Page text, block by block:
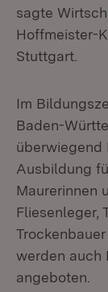
sagte
Hoffmeister-
Stuttgart.
Im
Baden-
überwiegend
Ausbildung
Maurerinnen
Fliesenleger,
werden auch
angeboten.